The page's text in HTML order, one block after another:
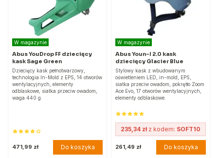
W magazynie
Abus YouDrop FF dziecięcy
kask Sage Green
Dziecięcy kask pełnotwarzowy,
technologia In-Mold z EPS, 14 otworów
wentylacyjnych, elementy
odblaskowe, siatka przeciw owadom,
waga 440 g.
471,99 zł Do koszyka
W magazynie
Abus Youn-I 2.0 kask
dziecięcy Glacier Blue
Stylowy kask z wbudowanym
oświetleniem LED, in-mold, EPS,
siatka przeciw owadom, pokrętło Zoom
Ace Evo, 17 otworów wentylacyjnych,
elementy odblaskowe.
235,34 złz kodem: SOFT10
261,49 zł Do koszyka